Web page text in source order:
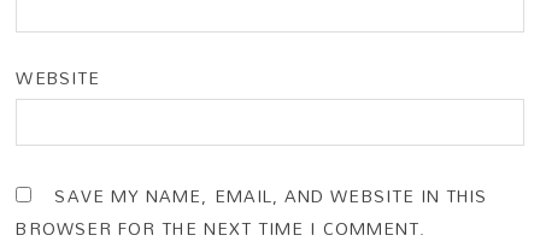
WEBSITE
SAVE MY NAME, EMAIL, AND WEBSITE IN THIS
BROWSER FOR THE NEXT TIME I COMMENT.